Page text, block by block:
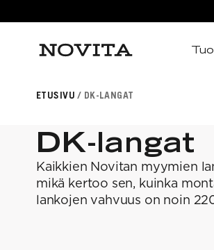
ETUSIVU DK-LANGAT
DK-langat
Kaikkien Novitan myymien
mikä kertoo sen, kuinka
lankojen vahvuus on noin